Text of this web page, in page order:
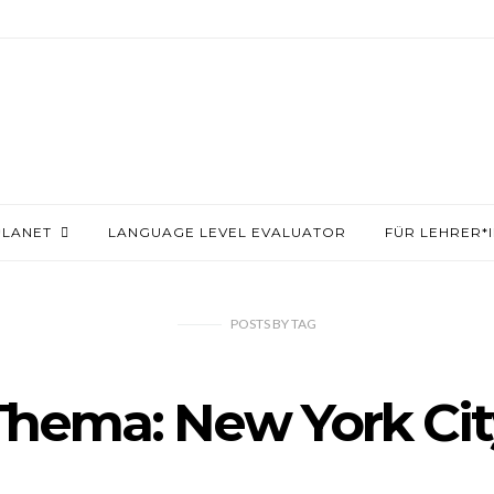
LANGUAGE LEVEL EVALUATOR FÜR
POSTS BYTAG
New York